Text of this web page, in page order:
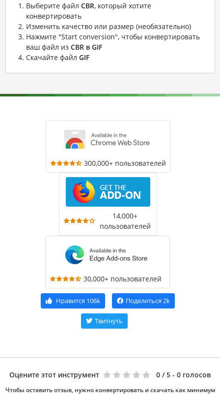
Выберите файл CBR, который хотите
конвертировать
Изменить качество или размер (необязательно)
Нажмите "Start conversion", чтобы конвертировать
ваш файл из CBR в GIF
Скачайте файл GIF
300,000+ пользователей
14,000+
пользователей
30,000+ пользователей
Нравится 106k Поделиться 2k
Твитнуть
Оцените этот инструмент 0 / 5 - 0 голосов
Чтобы оставить отзыв, нужно конвертировать и скачать как минимум